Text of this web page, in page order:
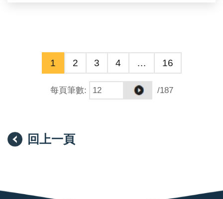
1 2 3 4 … 16
每頁筆數: /187
回上一頁